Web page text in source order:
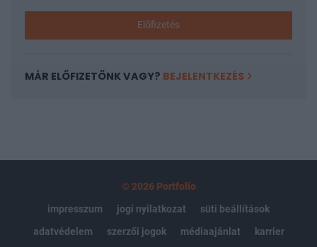
Előfizetés
MÁR ELŐFIZETŐNK VAGY? BEJELENTKEZÉS
© 2026 Portfolio
impresszum
jogi nyilatkozat
süti beállítások
adatvédelem
szerzői jogok médiaajánlat
karrier